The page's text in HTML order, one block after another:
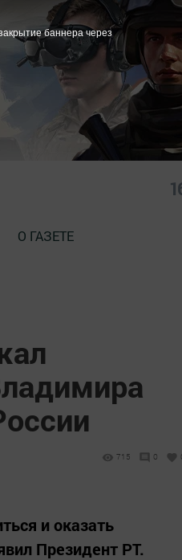
О ГАЗЕТЕ
715 0
и оказать
Президент РТ.
баннера через